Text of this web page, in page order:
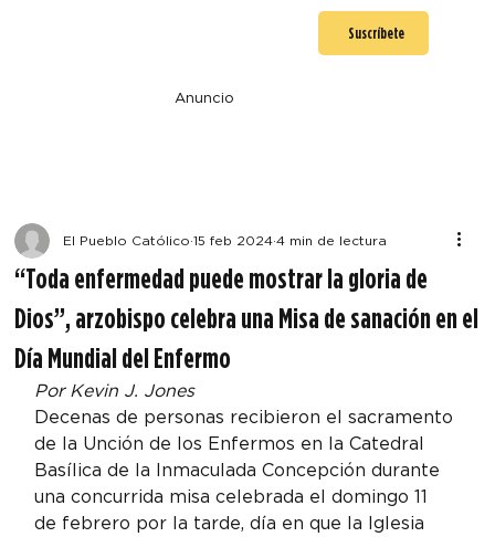
Suscríbete
Anuncio
“Toda enfermedad puede mostrar la gloria de
Dios”, arzobispo celebra una Misa de sanación en el
Día Mundial del Enfermo
El Pueblo Católico 15 feb 2024 4 min de lectura
Por Kevin J. Jones
Decenas de personas recibieron el sacramento
de la Unción de los Enfermos en la Catedral
Basílica de la Inmaculada Concepción durante
una concurrida misa celebrada el domingo 11
de febrero por la tarde, día en que la Iglesia